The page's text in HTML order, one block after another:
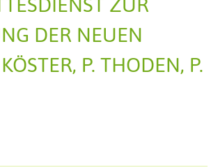
ZUR
DER NEUEN K
P. THODEN, P. S